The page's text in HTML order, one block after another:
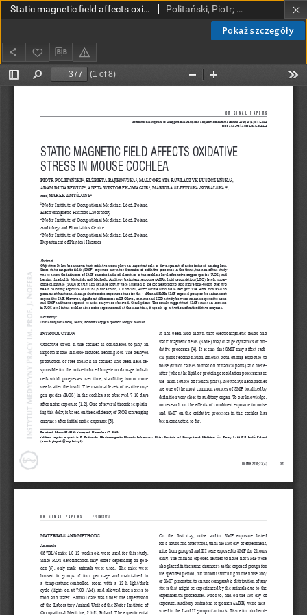
Pokaż szczegóły
Static magnetic field affects oxidative stress in mouse cochlea Politański, Piotr; Rajkowska, Elżbieta; Pawlaczyk-Łuszczyńska, Małgorzata; Dudarewicz, Adam; Wiktorek-Smagur, Aneta; Śliwińska-Kowalska, Mariola; Zmyślony, Marek